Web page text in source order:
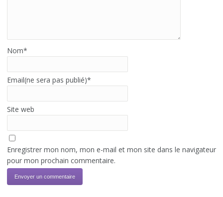
Nom*
Email(ne sera pas publié)*
Site web
Enregistrer mon nom, mon e-mail et mon site dans le navigateur
pour mon prochain commentaire.